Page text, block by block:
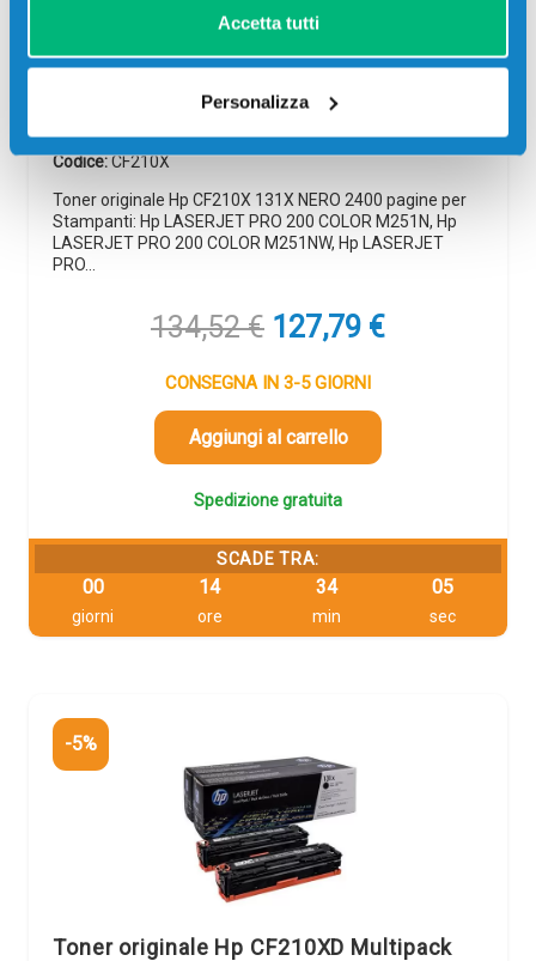
Accetta tutti
Personalizza
Codice:CF210X
Toner originale Hp CF210X 131X NERO 2400 pagine per
Stampanti: Hp LASERJET PRO 200 COLOR M251N, Hp
LASERJET PRO 200 COLOR M251NW, Hp LASERJET
PRO…
134,52€ Il
prezzo
originale
era:
134,52 €.
127,79 €Il
CONSEGNA IN 3-5 GIORNI
Aggiungi al carrello
Spedizione gratuita
SCADE TRA:
00
giorni
14
ore
34
min
04
sec
-5%
Toner originale Hp CF210XD Multipack